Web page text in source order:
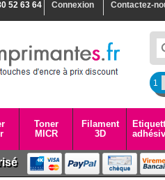
52 63 64 Connexion Contactez-
1
Toner
MICR
Filament
3D